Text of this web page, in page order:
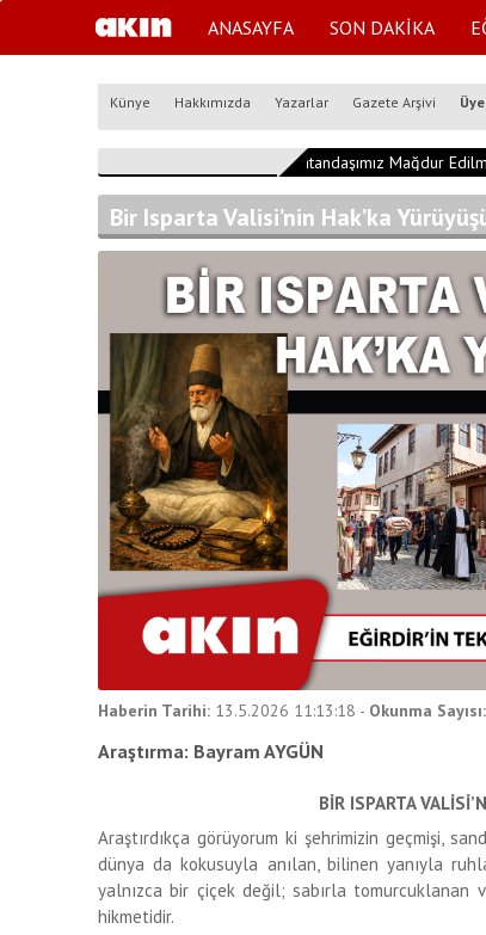
ANASAYFA SON DAKİKA
Künye Hakkımızda Yazarlar Gazete Arşivi
"Vatandaşımız Mağdur
Bir Isparta Valisi’nin Hak’ka
Haberin Tarihi: 13.5.2026 11:13:18 - Okunma Sayısı:
Araştırma: Bayram AYGÜN
BİR ISPARTA
Araştırdıkça görüyorum ki şehrimizin geçmişi,
dünya da kokusuyla anılan, bilinen yanıyla
yalnızca bir çiçek değil; sabırla tomurcuklanan
hikmetidir.